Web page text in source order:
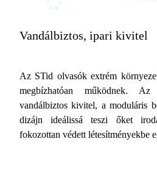
Vandálbiztos, ipari kivitel
Az STid olvasók extrém
megbízhatóan működnek. Az
vandálbiztos kivitel, a moduláris
dizájn ideálissá teszi őket
fokozottan védett létesítményekbe